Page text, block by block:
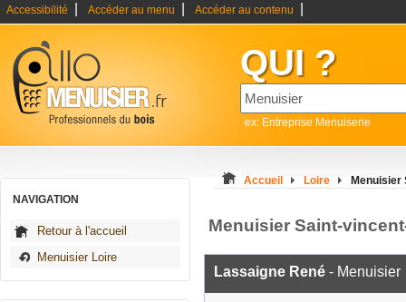
Accessibilité Accéder au menu Accéder au contenu
QUI ?
ex: Entreprise Menuiserie
NAVIGATION
Retour à l'accueil
Menuisier Loire
Accueil Loire Menuisier
Menuisier Saint-
Lassaigne René - Menuisier